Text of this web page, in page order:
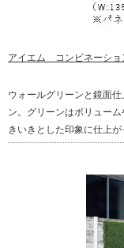
アイエム コンビネーシ
ウォールグリーンと鏡面
ン。グリーンはボリュー
きいきとした印象に仕上が